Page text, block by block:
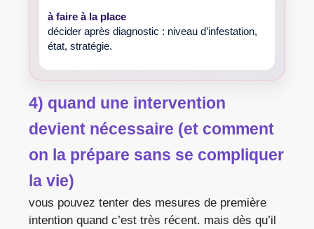
à faire à la place
décider après diagnostic : niveau d’infestation,
état, stratégie.
4) quand une intervention
devient nécessaire (et comment
on la prépare sans se compliquer
la vie)
vous pouvez tenter des mesures de première
intention quand c’est très récent. mais dès qu’il